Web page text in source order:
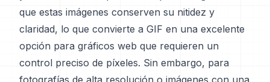
que estas imágenes conserven su nitidez y
claridad, lo que convierte a GIF en una excelente
opción para gráficos web que requieren un
control preciso de píxeles. Sin embargo, para
fotografías de alta resolución o imágenes con una